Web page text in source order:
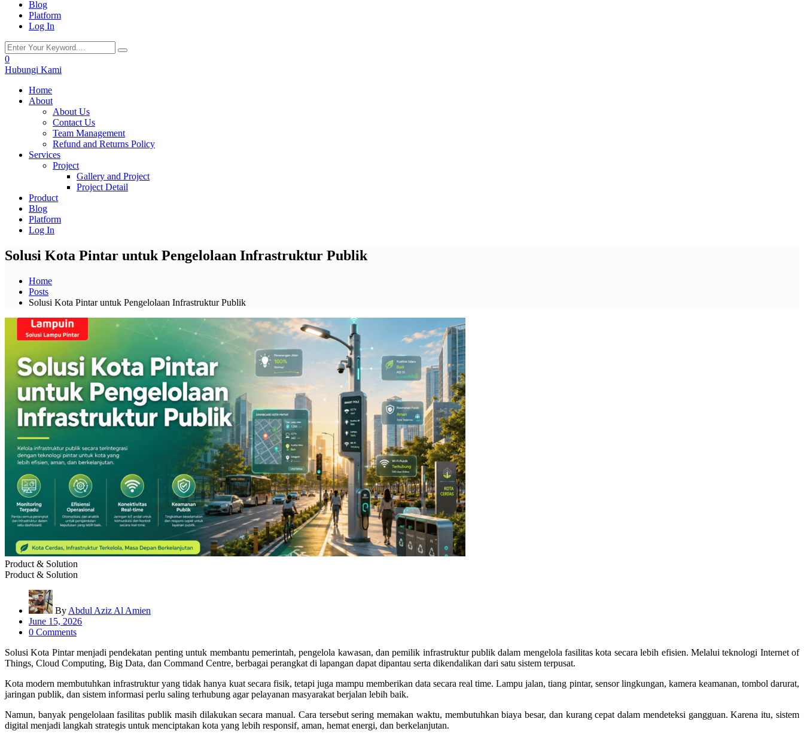
Blog
Platform
Log In
0
Hubungi Kami
Home
About
About Us
Contact Us
Team Management
Refund and Returns Policy
Services
Project
Gallery and Project
Project Detail
Product
Blog
Platform
Log In
Solusi Kota Pintar untuk Pengelolaan Infrastruktur Publik
Home
Posts
Solusi Kota Pintar untuk Pengelolaan Infrastruktur Publik
Product & Solution
Product & Solution
By Abdul Aziz Al Amien
June 15, 2026
0 Comments
Solusi Kota Pintar menjadi pendekatan penting untuk membantu pemerintah, pengelola kawasan, dan pemilik infrastruktur publik dalam mengelola fasilitas kota secara lebih efisien. Melalui teknologi Internet of
Things, Cloud Computing, Big Data, dan Command Centre, berbagai perangkat di lapangan dapat dipantau serta dikendalikan dari satu sistem terpusat.
Kota modern membutuhkan infrastruktur yang tidak hanya kuat secara fisik, tetapi juga mampu memberikan data secara real time. Lampu jalan, tiang pintar, sensor lingkungan, kamera keamanan, tombol darurat,
jaringan publik, dan sistem informasi perlu saling terhubung agar pelayanan masyarakat berjalan lebih baik.
Namun, banyak pengelolaan fasilitas publik masih dilakukan secara manual. Cara tersebut sering memakan waktu, membutuhkan biaya besar, dan kurang cepat dalam mendeteksi gangguan. Karena itu, sistem
digital menjadi langkah strategis untuk menciptakan kota yang lebih responsif, aman, hemat energi, dan berkelanjutan.